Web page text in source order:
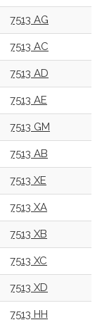
7513 AG
7513 AC
7513 AD
7513 AE
7513 GM
7513 AB
7513 XE
7513 XA
7513 XB
7513 XC
7513 XD
7513 HH